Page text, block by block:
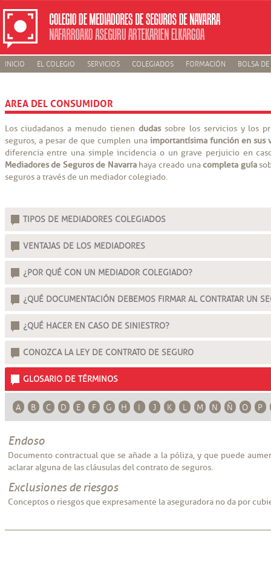
INICIO EL COLEGIO SERVICIOS COLEGIADOS FORMACIÓN BOLSA
AREA DEL CONSUMIDOR
Los ciudadanos a menudo tienen dudassobre los servicios y los
seguros, a pesar de que cumplen una importantísima función en sus
diferencia entre una simple incidencia o un grave perjuicio en
Mediadores de Seguros de Navarrahaya creado unacompleta guía
seguros a través de un mediador colegiado.
TIPOS DE MEDIADORES COLEGIADOS
VENTAJAS DE LOS MEDIADORES
¿POR QUÉ CON UN MEDIADOR COLEGIADO?
¿QUÉ DOCUMENTACIÓN DEBEMOS FIRMAR AL CONTRATAR UN
¿QUÉ HACER EN CASO DE SINIESTRO?
CONOZCA LA LEY DE CONTRATO DE SEGURO
GLOSARIO DE TÉRMINOS
A B C D E F G H I J K L M N Ñ O P
Endoso
Documento contractual que se añade a la póliza, y que puede
aclarar alguna de las cláusulas del contrato de seguros.
Exclusiones de riesgos
Conceptos o riesgos que expresamente la aseguradora no da por